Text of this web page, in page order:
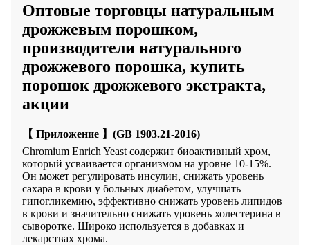
Оптовые торговцы натуральным
дрожжевым порошком,
производители натурального
дрожжевого порошка, купить
порошок дрожжевого экстракта,
акции
【 Приложение 】(GB 1903.21-2016)
Chromium Enrich Yeast содержит биоактивный хром,
который усваивается организмом на уровне 10-15%.
Он может регулировать инсулин, снижать уровень
сахара в крови у больных диабетом, улучшать
гипогликемию, эффективно снижать уровень липидов
в крови и значительно снижать уровень холестерина в
сыворотке. Широко используется в добавках и
лекарствах хрома.